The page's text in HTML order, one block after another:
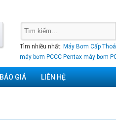
Tìm nhiều nhất: Máy Bơm Cấp
máy bơm PCCC Pentax máy bơm
BÁO GIÁ LIÊN HỆ